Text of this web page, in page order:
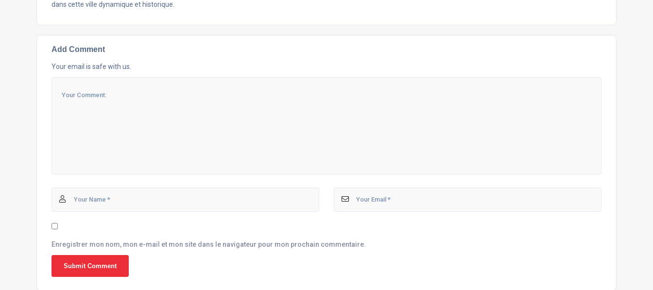
dans cette ville dynamique et historique.
Add Comment
Your email is safe with us.
Enregistrer mon nom, mon e-mail et mon site dans le navigateur pour mon prochain commentaire.